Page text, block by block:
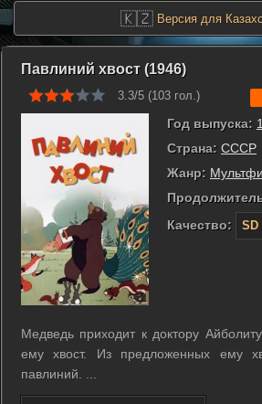
🇰🇿 Версия для
Павлиний хвост (1946)
3.3/5 (103 гол.)
Год выпуска:
Страна: СССР
Жанр:
Качество:
SD
Медведь приходит к доктору
ему хвост. Из предложенных ему
павлиний. ...